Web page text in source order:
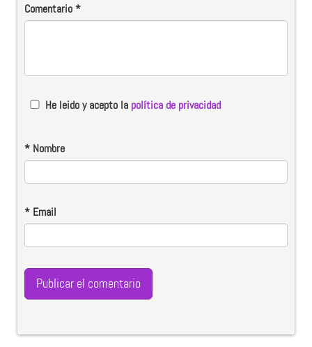
Comentario*
He leido y acepto la política de privacidad
* Nombre
* Email